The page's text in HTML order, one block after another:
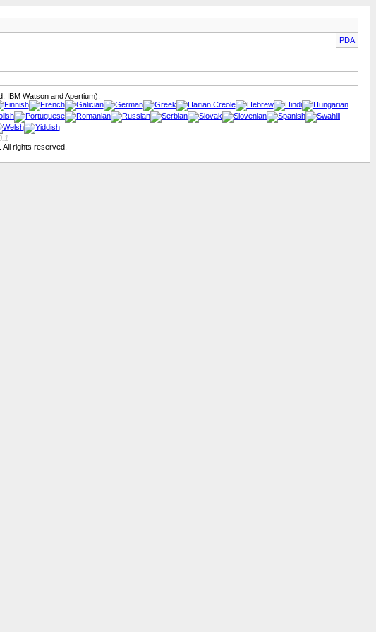
PDA
IBM Watson and Apertium):
rights reserved.